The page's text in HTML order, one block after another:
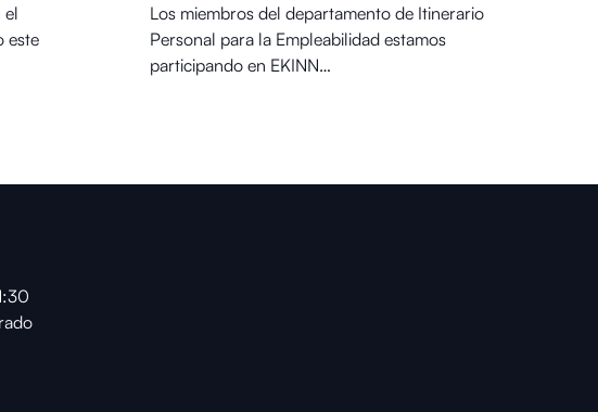
el
este
Los miembros del departamento de Itinerario
Personal para la Empleabilidad estamos
participando en EKINN…